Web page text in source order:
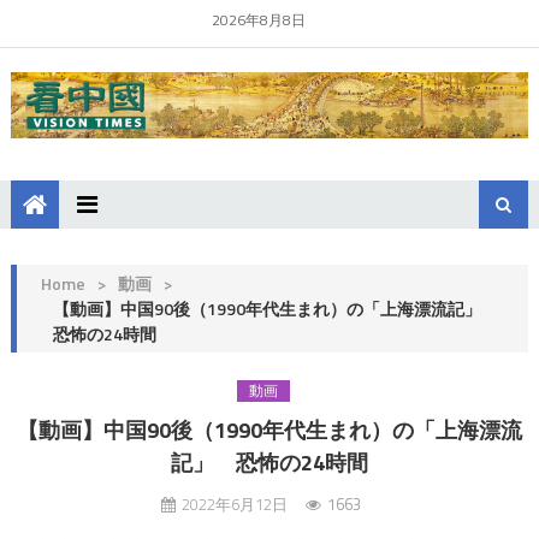
2026年8月8日
Home > 動画 >
【動画】中国90後（1990年代生まれ）の「上海漂流記」
恐怖の24時間
動画
【動画】中国90後（1990年代生まれ）の「上海漂流
記」 恐怖の24時間
2022年6月12日 1663